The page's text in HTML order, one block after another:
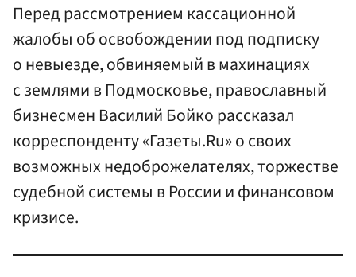
Перед рассмотрением кассационной
жалобы об освобождении под подписку
о невыезде, обвиняемый в махинациях
с землями в Подмосковье, православный
бизнесмен Василий Бойко рассказал
корреспонденту «Газеты.Ru» о своих
возможных недоброжелателях, торжестве
судебной системы в России и финансовом
кризисе.